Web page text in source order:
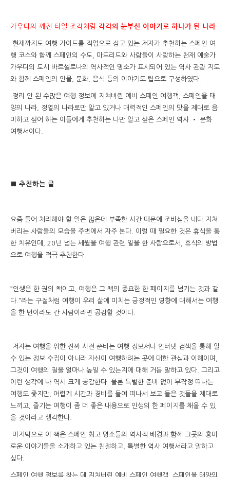
가우디의 깨진 타일 조각처럼 각각의 눈부신 이야기로 하나가 된 나라
현재까지도 여행 가이드를 직업으로 삼고 있는 저자가 추천하는 스페인 여
행 코스와 함께 스페인의 수도, 마드리드와 사람들이 사랑하는 천재 예술가
가우디의 도시 바르셀로나의 역사적인 명소가 표시되어 있는 역사 관광 지도
와 함께 스페인의 인물, 문화, 음식 등의 이야기도 팁으로 구성하였다.
정리 안 된 수많은 여행 정보에 지쳐버린 예비 스페인 여행객, 스페인을 태
양의 나라, 정열의 나라로만 알고 있거나 매력적인 스페인의 맛을 제대로 음
미하고 싶어 하는 이들에게 추천하는 나만 알고 싶은 스페인 역사 ‧ 문화
여행서이다.
■ 추천하는 글
요즘 들어 처리해야 할 일은 많은데 부족한 시간 때문에 조바심을 내다 지쳐
버리는 사람들의 모습을 주변에서 자주 본다. 이럴 때 필요한 것은 휴식을 통
한 치유인데, 20년 넘는 세월을 여행 관련 일을 한 사람으로서, 휴식의 방법
으로 여행을 적극 추천한다.
“인생은 한 권의 책이고, 여행은 그 책의 중요한 한 페이지를 넘기는 것과 같
다.”라는 구절처럼 여행이 우리 삶에 미치는 긍정적인 영향에 대해서는 여행
을 한 번이라도 간 사람이라면 공감할 것이다.
저자는 여행을 위한 진짜 사전 준비는 여행 정보서나 인터넷 검색을 통해 알
수 있는 정보 수집이 아니라 자신이 여행하려는 곳에 대한 관심과 이해이며,
그것이 여행의 질을 얼마나 높일 수 있는지에 대해 거듭 말하고 있다. 그리고
이런 생각에 나 역시 크게 공감한다. 물론 특별한 준비 없이 무작정 떠나는
여행도 좋지만, 어렵게 시간과 경비를 들여 떠나서 보고 들은 것들을 제대로
느끼고, 즐기는 여행이 좀 더 좋은 내용으로 인생의 한 페이지를 채울 수 있
을 것이라고 생각한다.
마지막으로 이 책은 스페인 최고 명소들의 역사적 배경과 함께 그곳의 흥미
로운 이야기들을 소개하고 있는 친절하고, 특별한 역사 여행서라고 말하고
싶다.
스페인 여행 정보를 찾는 데 지쳐버린 예비 스페인 여행객, 스페인을 태양의